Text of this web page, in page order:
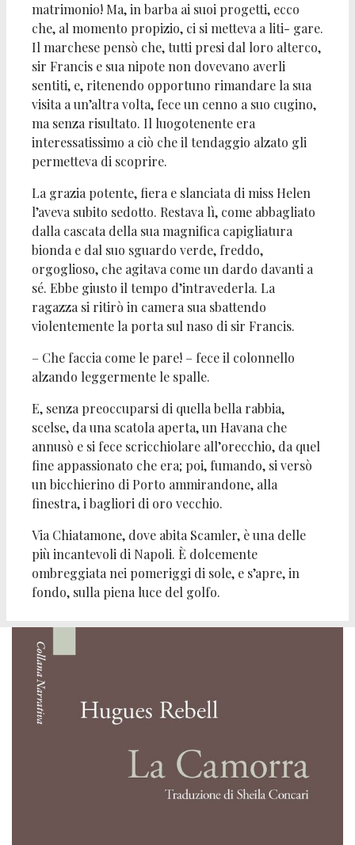
matrimonio! Ma, in barba ai suoi progetti, ecco
che, al momento propizio, ci si metteva a liti- gare.
Il marchese pensò che, tutti presi dal loro alterco,
sir Francis e sua nipote non dovevano averli
sentiti, e, ritenendo opportuno rimandare la sua
visita a un’altra volta, fece un cenno a suo cugino,
ma senza risultato. Il luogotenente era
interessatissimo a ciò che il tendaggio alzato gli
permetteva di scoprire.
La grazia potente, fiera e slanciata di miss Helen
l’aveva subito sedotto. Restava lì, come abbagliato
dalla cascata della sua magnifica capigliatura
bionda e dal suo sguardo verde, freddo,
orgoglioso, che agitava come un dardo davanti a
sé. Ebbe giusto il tempo d’intravederla. La
ragazza si ritirò in camera sua sbattendo
violentemente la porta sul naso di sir Francis.
– Che faccia come le pare! – fece il colonnello
alzando leggermente le spalle.
E, senza preoccuparsi di quella bella rabbia,
scelse, da una scatola aperta, un Havana che
annusò e si fece scricchiolare all’orecchio, da quel
fine appassionato che era; poi, fumando, si versò
un bicchierino di Porto ammirandone, alla
finestra, i bagliori di oro vecchio.
Via Chiatamone, dove abita Scamler, è una delle
più incantevoli di Napoli. È dolcemente
ombreggiata nei pomeriggi di sole, e s’apre, in
fondo, sulla piena luce del golfo.